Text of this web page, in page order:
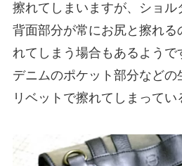
擦れてしまいますが、ショル
背面部分が常にお尻と擦れる
れてしまう場合もあるようで
デニムのポケット部分など
リベットで擦れてしまってい